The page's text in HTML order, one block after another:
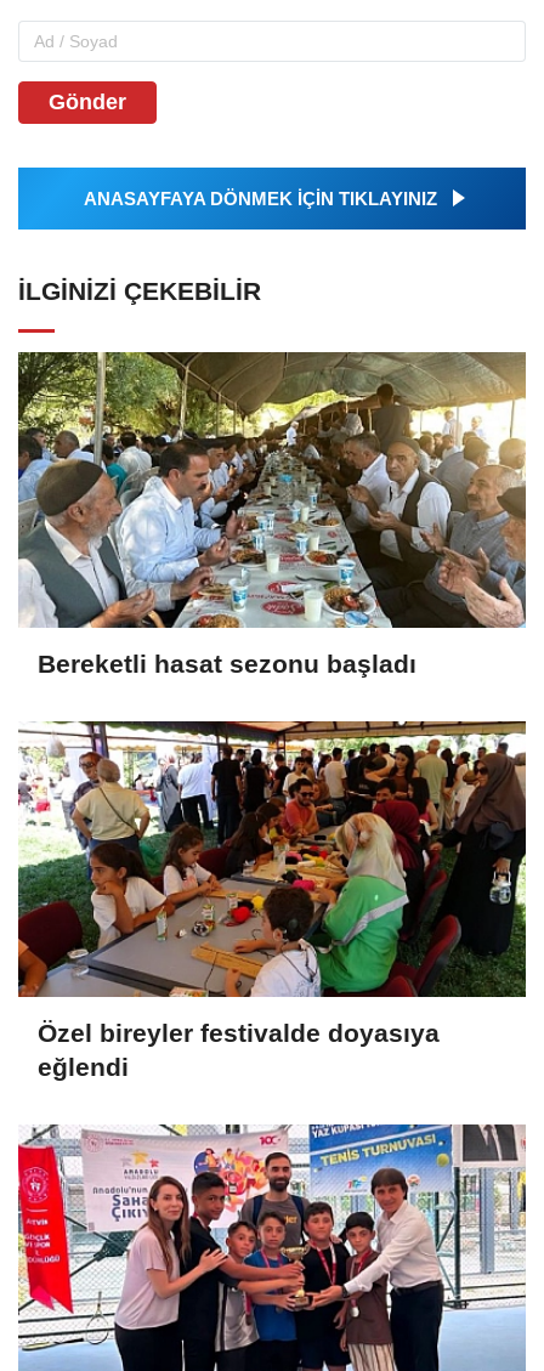
Gönder
ANASAYFAYA DÖNMEK İÇİN TIKLAYINIZ
İLGINIZI ÇEKEBILIR
Bereketli hasat sezonu başladı
Özel bireyler festivalde doyasıya
eğlendi